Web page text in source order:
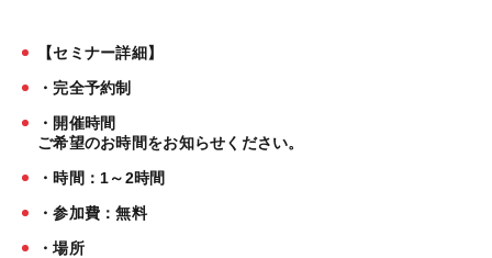
【セミナー詳細】
・完全予約制
・開催時間
ご希望のお時間をお知らせください。
・時間：1～2時間
・参加費：無料
・場所